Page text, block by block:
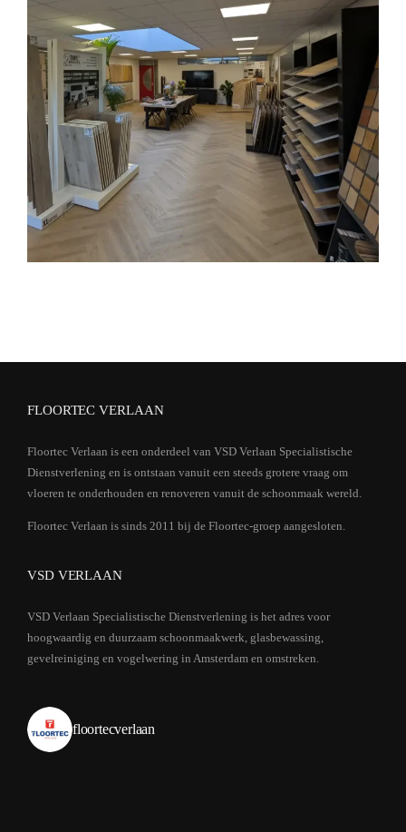
FLOORTEC VERLAAN
Floortec Verlaan is een onderdeel van VSD Verlaan Specialistische
Dienstverlening en is ontstaan vanuit een steeds grotere vraag om
vloeren te onderhouden en renoveren vanuit de schoonmaak wereld.
Floortec Verlaan is sinds 2011 bij de Floortec-groep aangesloten.
VSD VERLAAN
VSD Verlaan Specialistische Dienstverlening is het adres voor
hoogwaardig en duurzaam schoonmaakwerk, glasbewassing,
gevelreiniging en vogelwering in Amsterdam en omstreken.
floortecverlaan